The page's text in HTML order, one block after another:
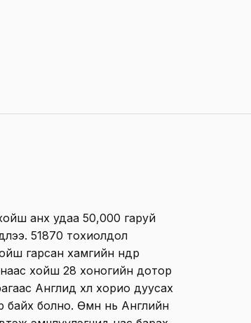
анх удаа 50,000 гаруй
51870 тохиолдол
гарсан хамгийн өндөр
хойш 28 хоногийн дотор
Англид хөл хорио дуусах
болно. Өмнө нь Английн